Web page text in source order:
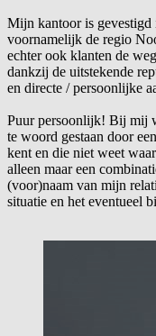
Mijn kantoor is gevestigd
voornamelijk de regio
echter ook klanten de
dankzij de uitstekende
en directe / persoonlijke
Puur persoonlijk! Bij mij
te woord gestaan door
kent en die niet weet
alleen maar een
(voor)naam van mijn
situatie en het eventueel